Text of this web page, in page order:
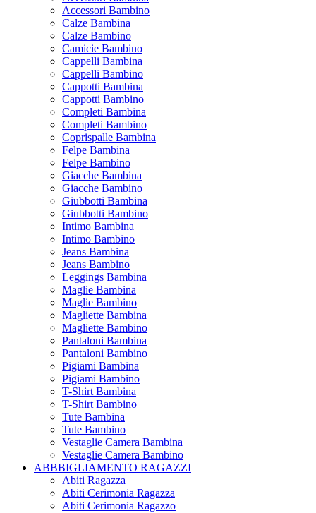
Accessori Bambino
Calze Bambina
Calze Bambino
Camicie Bambino
Cappelli Bambina
Cappelli Bambino
Cappotti Bambina
Cappotti Bambino
Completi Bambina
Completi Bambino
Coprispalle Bambina
Felpe Bambina
Felpe Bambino
Giacche Bambina
Giacche Bambino
Giubbotti Bambina
Giubbotti Bambino
Intimo Bambina
Intimo Bambino
Jeans Bambina
Jeans Bambino
Leggings Bambina
Maglie Bambina
Maglie Bambino
Magliette Bambina
Magliette Bambino
Pantaloni Bambina
Pantaloni Bambino
Pigiami Bambina
Pigiami Bambino
T-Shirt Bambina
T-Shirt Bambino
Tute Bambina
Tute Bambino
Vestaglie Camera Bambina
Vestaglie Camera Bambino
ABBBIGLIAMENTO RAGAZZI
Abiti Ragazza
Abiti Cerimonia Ragazza
Abiti Cerimonia Ragazzo